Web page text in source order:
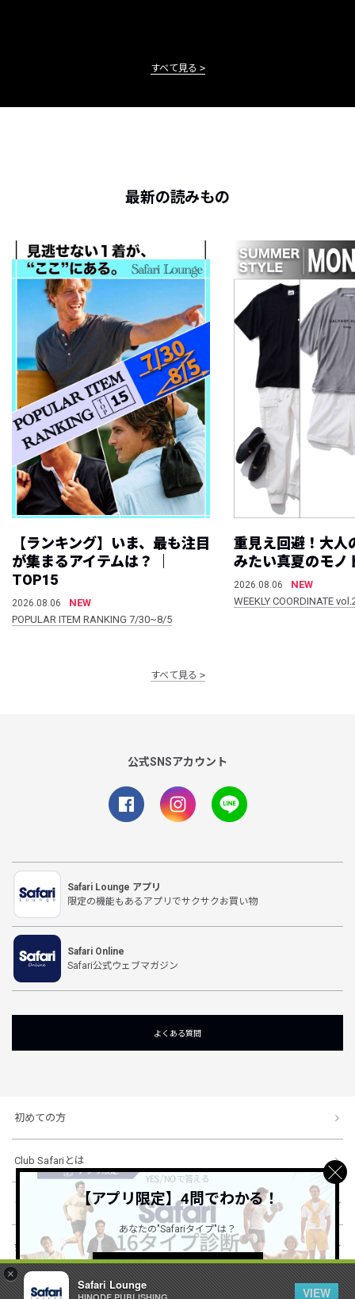
×
Safari Lounge
VIEW
すべて見る
最新の読みもの
【ランキング】いま、最も注目
が集まるアイテムは？ ｜
TOP15
2026.08.06
NEW
POPULAR ITEM RANKING 7/30~8/5
重見え回避！大人
みたい真夏のモノ
2026.08.06
NEW
WEEKLY COORDINATE
すべて見る
公式SNSアカウント
Safari Lounge アプリ
限定の機能もあるアプリでサクサクお買い物
Safari Online
Safari公式ウェブマガジン
よくある質問
初めての方
Club Safariとは
ショッピングガイド
会社概要・規約
【アプリ限定】4問でわかる！
あなたの"Safariタイプ"は？
詳しくはこちら ＞